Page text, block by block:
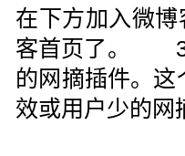
在下方加入微
客首页了。 3
的网摘插件。
效或用户少的网